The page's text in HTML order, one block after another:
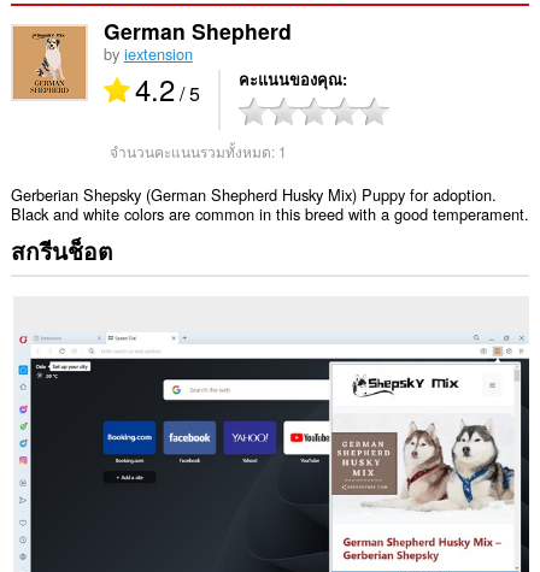
German Shepherd
by iextension
4.2/ 5 คะแนนของคุณ
จำนวนคะแนนรวมทั้งหมด: 1
Gerberian Shepsky (German Shepherd Husky Mix) Puppy for adoption.
Black and white colors are common in this breed with a good temperament.
สกรีนช็อต